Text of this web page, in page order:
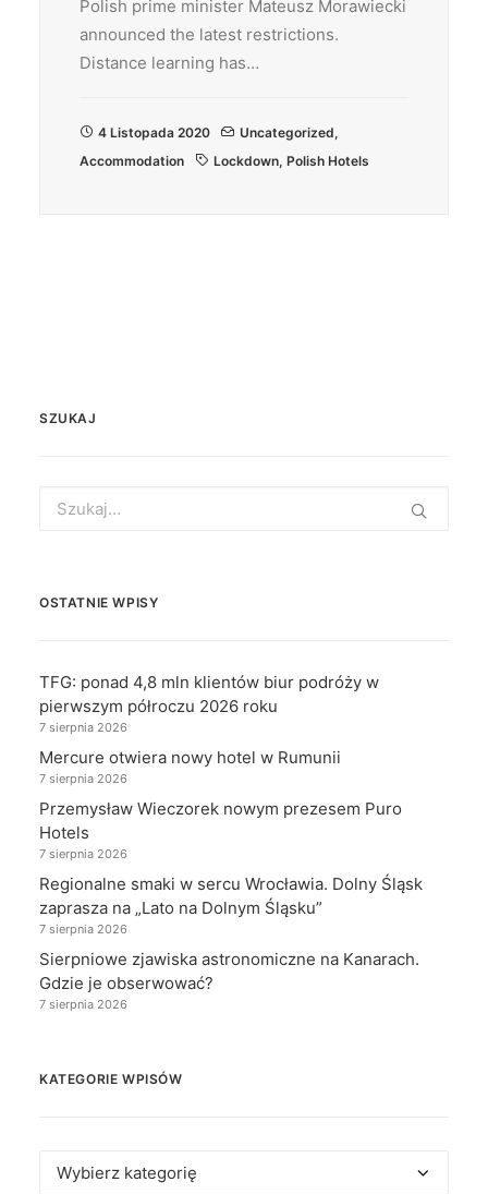
Polish prime minister Mateusz Morawiecki
announced the latest restrictions.
Distance learning has…
4 Listopada 2020 Uncategorized,
Accommodation
Lockdown, Polish Hotels
SZUKAJ
for:
OSTATNIE WPISY
TFG: ponad 4,8 mln klientów biur podróży w
pierwszym półroczu 2026 roku
7 sierpnia 2026
Mercure otwiera nowy hotel w Rumunii
7 sierpnia 2026
Przemysław Wieczorek nowym prezesem Puro
Hotels
7 sierpnia 2026
Regionalne smaki w sercu Wrocławia. Dolny Śląsk
zaprasza na „Lato na Dolnym Śląsku”
7 sierpnia 2026
Sierpniowe zjawiska astronomiczne na Kanarach.
Gdzie je obserwować?
7 sierpnia 2026
KATEGORIE WPISÓW
Kategorie